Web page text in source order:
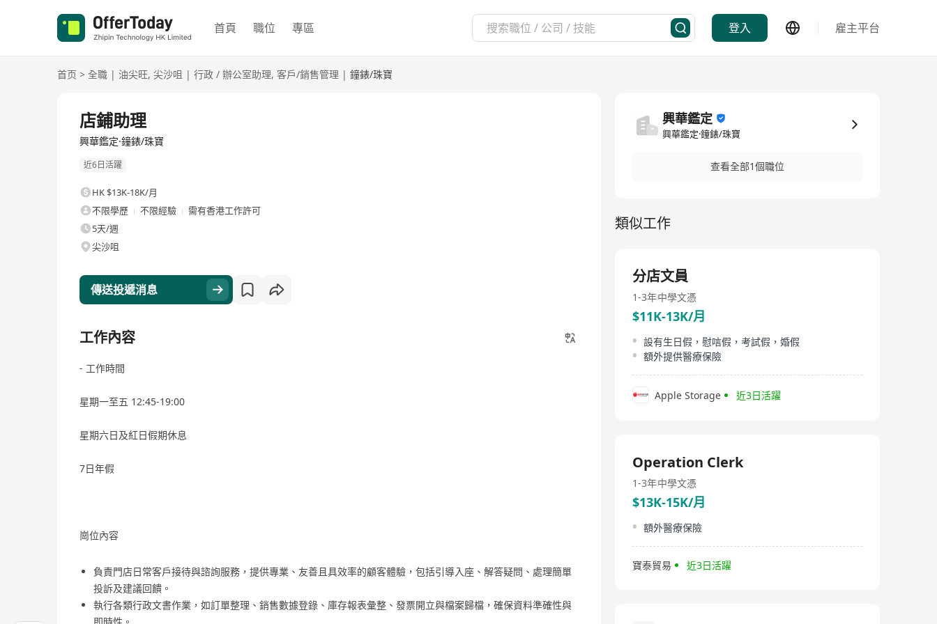
首頁 職位 專區 登入 雇主平台
首页 > 全職 | 油尖旺, 尖沙咀 | 行政 / 辦公室助理, 客戶/銷售管理 | 鐘錶/珠寶
店鋪助理
興華鑑定·鐘錶/珠寶
近6日活躍
HK $13K-18K/月
不限學歷
不限經驗
需有香港工作許可
5天/週
尖沙咀
傳送投遞消息
工作內容
- 工作時間
星期一至五 12:45-19:00
星期六日及紅日假期休息
7日年假
崗位內容
負責門店日常客戶接待與諮詢服務，提供專業、友善且具效率的顧客體驗，包括引導入座、解答疑問、處理簡單
投訴及建議回饋。
執行各類行政文書作業，如訂單整理、銷售數據登錄、庫存報表彙整、發票開立與檔案歸檔，確保資料準確性與
興華鑑定
興華鑑定·鐘錶/珠寶
查看全部1個職位
類似工作
分店文員
1-3年中學文憑
$11K-13K/月
設有生日假，慰唁假，考試假，婚假
額外提供醫療保險
Apple Storage 近3日活躍
Operation Clerk
1-3年中學文憑
$13K-15K/月
額外醫療保險
寶泰貿易 近3日活躍